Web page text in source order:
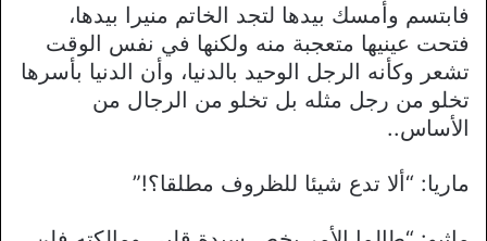
فابتسم وأمسك بيدها لتجد الخاتم منيرا بيدها،
فتحت عينيها متعجبة منه ولكنها في نفس الوقت
تشعر وكأنه الرجل الوحيد بالدنيا، وأن الدنيا بأسرها
تخلو من رجل مثله بل تخلو من الرجال من
الأساس..
ماريا: “ألا تدع شيئا للظروف مطلقا؟!”